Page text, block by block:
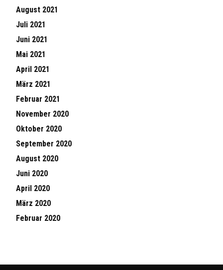
August 2021
Juli 2021
Juni 2021
Mai 2021
April 2021
März 2021
Februar 2021
November 2020
Oktober 2020
September 2020
August 2020
Juni 2020
April 2020
März 2020
Februar 2020